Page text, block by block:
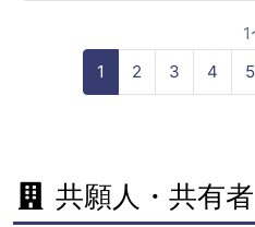
1
2 3 4 5
共願人・共有者